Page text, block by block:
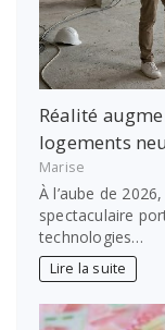
Réalité
logements
Marise
À l’aube de
spectaculaire
technologies…
Lire la suite